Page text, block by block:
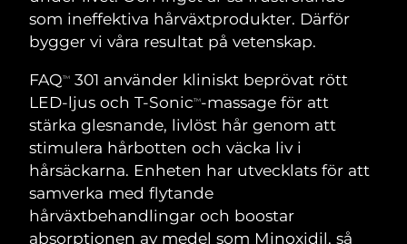
som ineffektiva hårväxtprodukter. Därför
bygger vi våra resultat på vetenskap.
FAQTM
301 använder kliniskt beprövat rött
LED-ljus och T-SonicTM-massage för att
stärka glesnande, livlöst hår genom att
stimulera hårbotten och väcka liv i
hårsäckarna. Enheten har utvecklats för att
samverka med flytande
hårväxtbehandlingar och boostar
absorptionen av medel som Minoxidil, så
Ansiktsrengöring
LUNA™ 4-paket
Anti-aging massage
LUNA™ 4 Plus
Ansiktslyft
BEAR™ 2-paket
Microcurrent toning
BEAR™ 2 go
Återfuktning Munvård
Österrike Förväntad leverans9/8/26
Bahrain Förväntad leverans 10/8/26
Belgien Förväntad leverans
Bermuda Förväntad leverans
Bosnien och
Hercegovina
Förväntad leverans